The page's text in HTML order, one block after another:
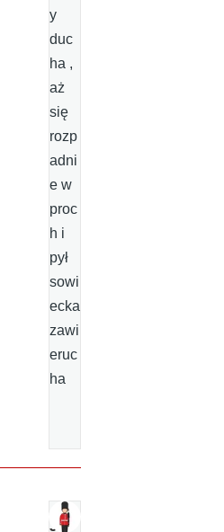
y
duc
ha ,
aż
się
rozp
adni
e w
proc
h i
pył
sowi
ecka
zawi
eruc
ha
J